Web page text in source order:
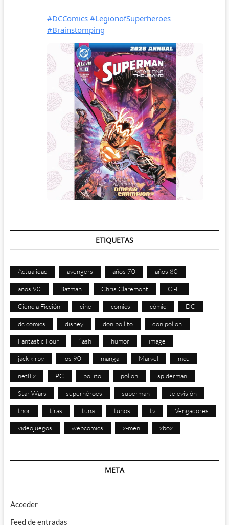
ETIQUETAS
Actualidad avengers años 70 años 80
años 90 Batman Chris Claremont Ci-Fi
Ciencia Ficción cine comics cómic DC
dc comics disney don pollito don pollon
Fantastic Four flash humor image
jack kirby los 90 manga Marvel mcu
netflix PC pollito pollon spiderman
Star Wars superhéroes superman televisión
thor tiras tuna tunos tv Vengadores
videojuegos webcomics x-men xbox
META
Acceder
Feed de entradas